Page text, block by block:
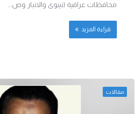
محافظات عراقية (نينوى والانبار وص...
قراءة المزيد
مقالات